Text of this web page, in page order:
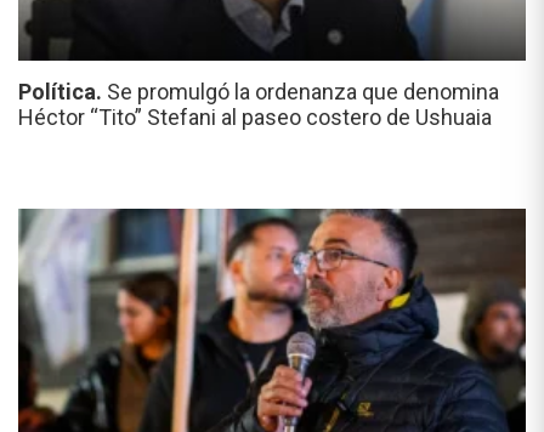
Política. Se promulgó la ordenanza que denomina
Héctor “Tito” Stefani al paseo costero de Ushuaia